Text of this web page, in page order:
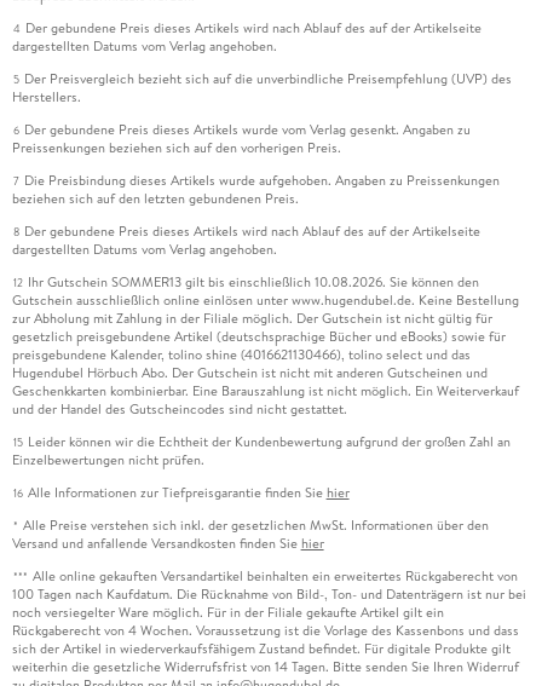
4 Der gebundene Preis dieses Artikels wird nach Ablauf des auf der Artikelseite
dargestellten Datums vom Verlag angehoben.
5 Der Preisvergleich bezieht sich auf die unverbindliche Preisempfehlung (UVP) des
Herstellers.
6 Der gebundene Preis dieses Artikels wurde vom Verlag gesenkt. Angaben zu
Preissenkungen beziehen sich auf den vorherigen Preis.
7 Die Preisbindung dieses Artikels wurde aufgehoben. Angaben zu Preissenkungen
beziehen sich auf den letzten gebundenen Preis.
8 Der gebundene Preis dieses Artikels wird nach Ablauf des auf der Artikelseite
dargestellten Datums vom Verlag angehoben.
12 Ihr Gutschein SOMMER13 gilt bis einschließlich 10.08.2026. Sie können den
Gutschein ausschließlich online einlösen unter www.hugendubel.de. Keine Bestellung
zur Abholung mit Zahlung in der Filiale möglich. Der Gutschein ist nicht gültig für
gesetzlich preisgebundene Artikel (deutschsprachige Bücher und eBooks) sowie für
preisgebundene Kalender, tolino shine (4016621130466), tolino select und das
Hugendubel Hörbuch Abo. Der Gutschein ist nicht mit anderen Gutscheinen und
Geschenkkarten kombinierbar. Eine Barauszahlung ist nicht möglich. Ein Weiterverkauf
und der Handel des Gutscheincodes sind nicht gestattet.
15 Leider können wir die Echtheit der Kundenbewertung aufgrund der großen Zahl an
Einzelbewertungen nicht prüfen.
16 Alle Informationen zur Tiefpreisgarantie finden Sie hier
* Alle Preise verstehen sich inkl. der gesetzlichen MwSt. Informationen über den
Versand und anfallende Versandkosten finden Sie hier
*** Alle online gekauften Versandartikel beinhalten ein erweitertes Rückgaberecht von
100 Tagen nach Kaufdatum. Die Rücknahme von Bild-, Ton- und Datenträgern ist nur bei
noch versiegelter Ware möglich. Für in der Filiale gekaufte Artikel gilt ein
Rückgaberecht von 4 Wochen. Voraussetzung ist die Vorlage des Kassenbons und dass
sich der Artikel in wiederverkaufsfähigem Zustand befindet. Für digitale Produkte gilt
weiterhin die gesetzliche Widerrufsfrist von 14 Tagen. Bitte senden Sie Ihren Widerruf